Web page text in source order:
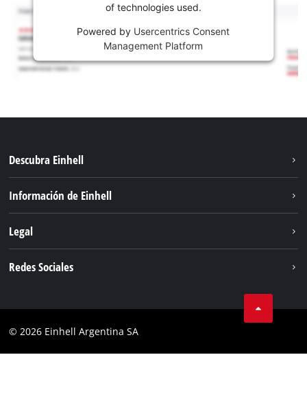
of technologies used.
Powered by Usercentrics Consent
Management Platform
Descubra Einhell
Servicio
Información de Einhell
Einhell global
Legal
Cumplimiento
Redes Sociales
Instagram
© 2026 Einhell Argentina SA